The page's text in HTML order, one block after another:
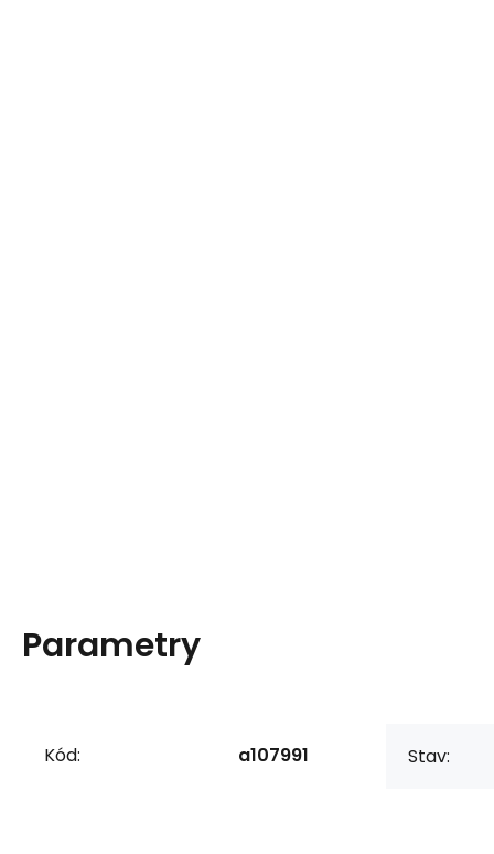
Parametry
Kód: a107991 Stav: